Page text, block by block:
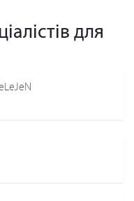
для